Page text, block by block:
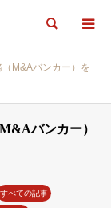
検索
M&Aバンカー）を
バンカー）
すべての記事